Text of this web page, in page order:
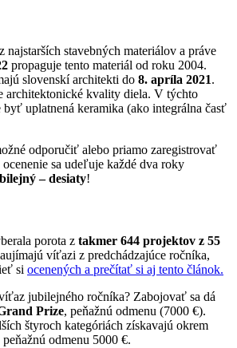
najstarších stavebných materiálov a práve
propaguje tento materiál od roku 2004.
slovenskí architekti do 8. apríla 2021.
architektonické kvality diela. V týchto
byť uplatnená keramika (ako integrálna časť
odporučiť alebo priamo zaregistrovať
sa udeľuje každé dva roky
– desiaty!
porota z takmer 644 projektov z 55
víťazi z predchádzajúce ročníka,
si ocenených a prečítať si aj tento článok.
jubilejného ročníka? Zabojovať sa dá
Prize, peňažnú odmenu (7000 €).
štyroch kategóriách získavajú okrem
odmenu 5000 €.